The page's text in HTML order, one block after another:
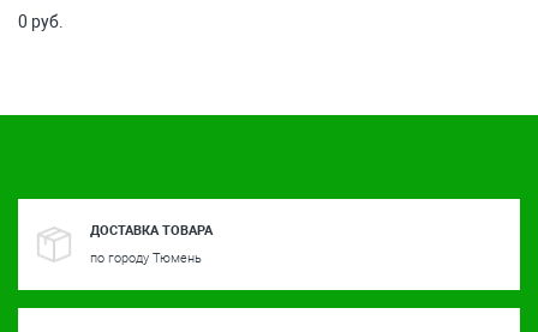
0 руб.
ДОСТАВКА ТОВАРА
по городу Тюмень